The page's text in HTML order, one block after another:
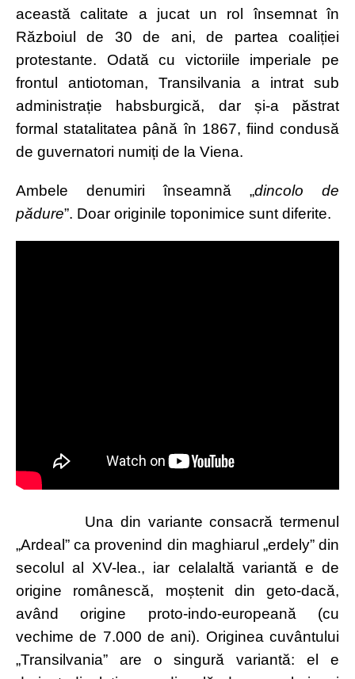
această calitate a jucat un rol însemnat în
Războiul de 30 de ani, de partea coaliției
protestante. Odată cu victoriile imperiale pe
frontul antiotoman, Transilvania a intrat sub
administrație habsburgică, dar și-a păstrat
formal statalitatea până în 1867, fiind condusă
de guvernatori numiți de la Viena.
Ambele denumiri înseamnă „dincolo de
pădure”. Doar originile toponimice sunt diferite.
Una din variante consacră termenul
„Ardeal” ca provenind din maghiarul „erdely” din
secolul al XV-lea., iar celalaltă variantă e de
origine românescă, moștenit din geto-dacă,
având origine proto-indo-europeană (cu
vechime de 7.000 de ani). Originea cuvântului
„Transilvania” are o singură variantă: el e